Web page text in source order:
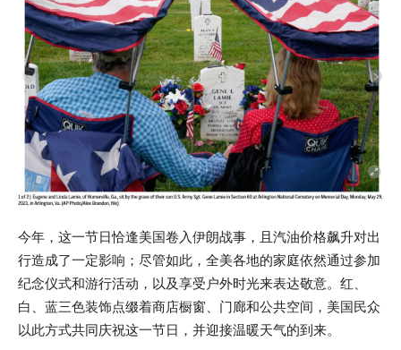
今年，这一节日恰逢美国卷入伊朗战事，且汽油价格飙升对出
行造成了一定影响；尽管如此，全美各地的家庭依然通过参加
纪念仪式和游行活动，以及享受户外时光来表达敬意。红、
白、蓝三色装饰点缀着商店橱窗、门廊和公共空间，美国民众
以此方式共同庆祝这一节日，并迎接温暖天气的到来。